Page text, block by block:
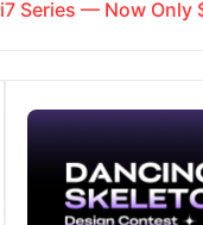
i7 Series — Now Only